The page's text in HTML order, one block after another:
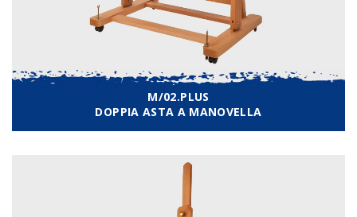
M/02.PLUS
DOPPIA ASTA A MANOVELLA